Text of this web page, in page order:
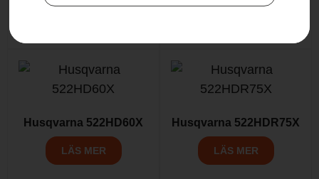
Husqvarna 522HD60X
LÄS MER
Husqvarna 522HDR75X
LÄS MER